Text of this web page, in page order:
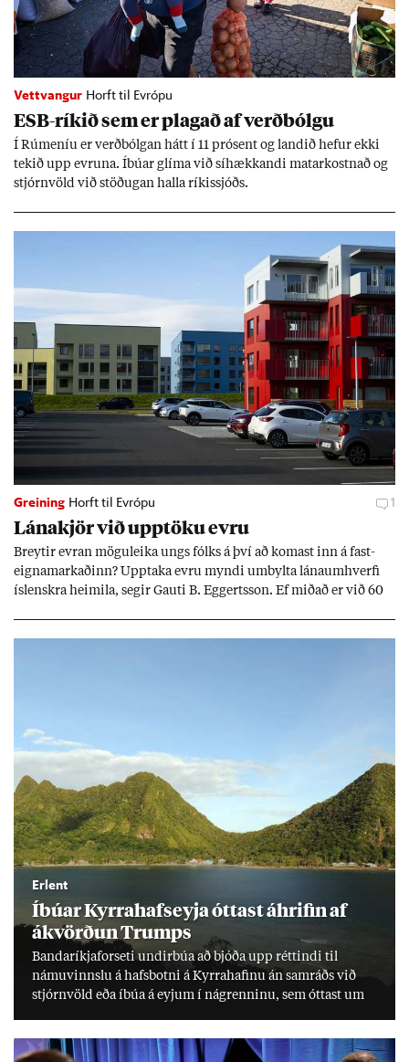
Vettvangur Horft til Evrópu
ESB-rík­ið sem er plag­að af verð­bólgu
Í Rúm­en­íu er verð­bólg­an hátt í 11 pró­sent og land­ið hef­ur ekki
tek­ið upp evr­una. Íbú­ar glíma við sí­hækk­andi mat­ar­kostn­að og
stjórn­völd við stöð­ug­an halla rík­is­sjóðs.
Greining Horft til Evrópu 1
Lána­kjör við upp­töku evru
Breyt­ir evr­an mögu­leika ungs fólks á því að kom­ast inn á fast­
eigna­mark­að­inn? Upp­taka evru myndi um­bylta lánaum­hverfi
ís­lenskra heim­ila, seg­ir Gauti B. Eggerts­son. Ef mið­að er við 60
Erlent
Íbú­ar Kyrra­hafs­eyja ótt­ast áhrif­in af
ákvörð­un Trumps
Banda­ríkja­for­seti und­ir­búa að bjóða upp rétt­indi til
námu­vinnslu á hafs­botni á Kyrra­haf­inu án sam­ráðs við
stjórn­völd eða íbúa á eyj­um í ná­grenn­inu, sem ótt­ast um